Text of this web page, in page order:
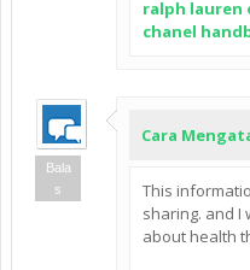
ralph
chanel
Bala
s
Cara
This
sharing. and I
about health